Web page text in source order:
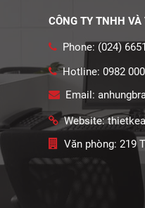
CÔNG TY TNHH
Phone: (024)
Hotline: 0982
Email:
Website:
Văn phòng: 219